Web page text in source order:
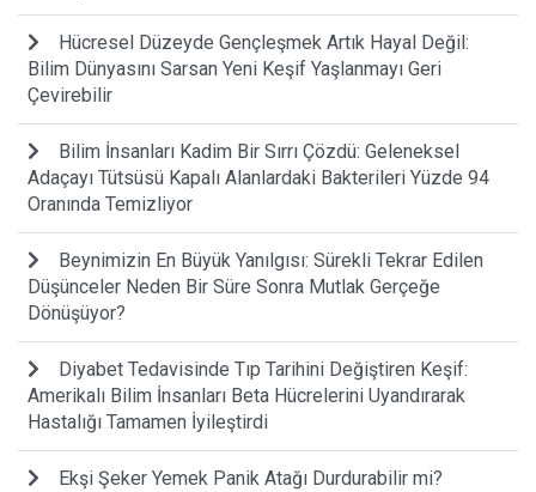
Hücresel Düzeyde Gençleşmek Artık Hayal Değil:
Bilim Dünyasını Sarsan Yeni Keşif Yaşlanmayı Geri
Çevirebilir
Bilim İnsanları Kadim Bir Sırrı Çözdü: Geleneksel
Adaçayı Tütsüsü Kapalı Alanlardaki Bakterileri Yüzde 94
Oranında Temizliyor
Beynimizin En Büyük Yanılgısı: Sürekli Tekrar Edilen
Düşünceler Neden Bir Süre Sonra Mutlak Gerçeğe
Dönüşüyor?
Diyabet Tedavisinde Tıp Tarihini Değiştiren Keşif:
Amerikalı Bilim İnsanları Beta Hücrelerini Uyandırarak
Hastalığı Tamamen İyileştirdi
Ekşi Şeker Yemek Panik Atağı Durdurabilir mi?